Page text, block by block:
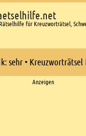
für Kreuzworträtsel,
sehr •
Anzeigen